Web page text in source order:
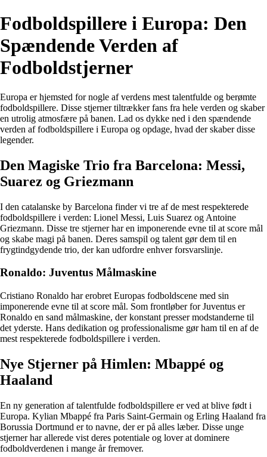
Fodboldspillere i Europa: Den
Spændende Verden af
Fodboldstjerner
Europa er hjemsted for nogle af verdens mest talentfulde og berømte
fodboldspillere. Disse stjerner tiltrækker fans fra hele verden og skaber
en utrolig atmosfære på banen. Lad os dykke ned i den spændende
verden af fodboldspillere i Europa og opdage, hvad der skaber disse
legender.
Den Magiske Trio fra Barcelona: Messi,
Suarez og Griezmann
I den catalanske by Barcelona finder vi tre af de mest respekterede
fodboldspillere i verden: Lionel Messi, Luis Suarez og Antoine
Griezmann. Disse tre stjerner har en imponerende evne til at score mål
og skabe magi på banen. Deres samspil og talent gør dem til en
frygtindgydende trio, der kan udfordre enhver forsvarslinje.
Ronaldo: Juventus Målmaskine
Cristiano Ronaldo har erobret Europas fodboldscene med sin
imponerende evne til at score mål. Som frontløber for Juventus er
Ronaldo en sand målmaskine, der konstant presser modstanderne til
det yderste. Hans dedikation og professionalisme gør ham til en af de
mest respekterede fodboldspillere i verden.
Nye Stjerner på Himlen: Mbappé og
Haaland
En ny generation af talentfulde fodboldspillere er ved at blive født i
Europa. Kylian Mbappé fra Paris Saint-Germain og Erling Haaland fra
Borussia Dortmund er to navne, der er på alles læber. Disse unge
stjerner har allerede vist deres potentiale og lover at dominere
fodboldverdenen i mange år fremover.